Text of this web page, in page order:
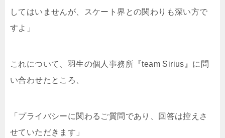
してはいませんが、スケート界との関わりも深い方で
すよ」
これについて、羽生の個人事務所『team Sirius』に問
い合わせたところ、
「プライバシーに関わるご質問であり、回答は控えさ
せていただきます」